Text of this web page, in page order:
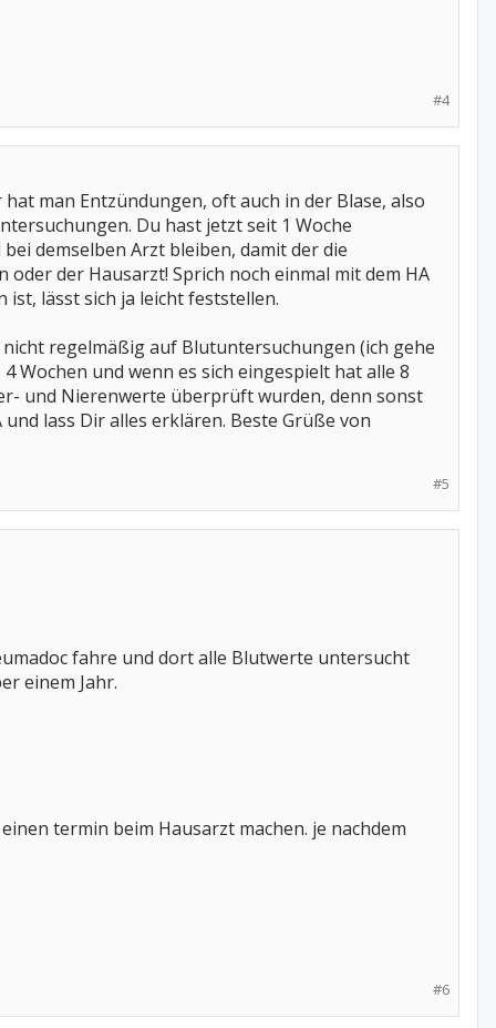
#4
man Entzündungen, oft auch in der Blase, also
Du hast jetzt seit 1 Woche
demselben Arzt bleiben, damit der die
der Hausarzt! Sprich noch einmal mit dem HA
lässt sich ja leicht feststellen.
regelmäßig auf Blutuntersuchungen (ich gehe
Wochen und wenn es sich eingespielt hat alle 8
und Nierenwerte überprüft wurden, denn sonst
lass Dir alles erklären. Beste Grüße von
#5
fahre und dort alle Blutwerte untersucht
einem Jahr.
termin beim Hausarzt machen. je nachdem
#6